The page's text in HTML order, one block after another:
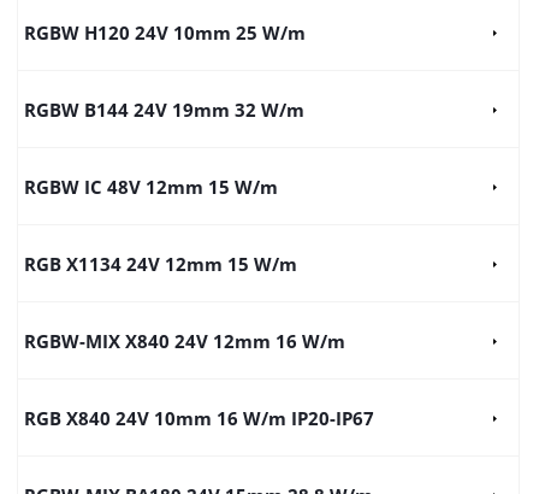
RGBW H120 24V 10mm 25 W/m
RGBW B144 24V 19mm 32 W/m
RGBW IC 48V 12mm 15 W/m
RGB X1134 24V 12mm 15 W/m
RGBW-MIX X840 24V 12mm 16 W/m
RGB X840 24V 10mm 16 W/m IP20-IP67